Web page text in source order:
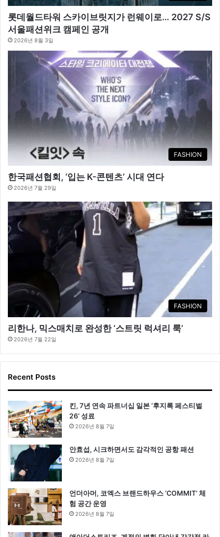
롯데월드타워 스카이브릿지가 런웨이로… 2027 S/S
서울패션위크 캠페인 공개
2026년 8월 3일
FASHION
한국패션협회, ‘입는 K-콘텐츠’ 시대 연다
2026년 7월 29일
FASHION
리한나, 믹스매치로 완성한 ‘스트릿 럭셔리 룩’
2026년 7월 22일
Recent Posts
킨, 7년 연속 파트너십 일본 ‘후지록 페스티벌
26’ 성료
2026년 8월 7일
안효섭, 시크하면서도 감각적인 공항 패션
2026년 8월 7일
언더아머, 코엑스 브랜드하우스 ‘COMMIT’ 체
험 공간 운영
2026년 8월 7일